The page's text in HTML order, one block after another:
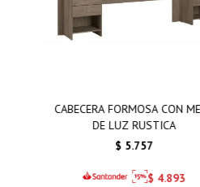
CABECERA FORMOSA CON
DE LUZ RUSTICA
$ 5.757
$ 4.893